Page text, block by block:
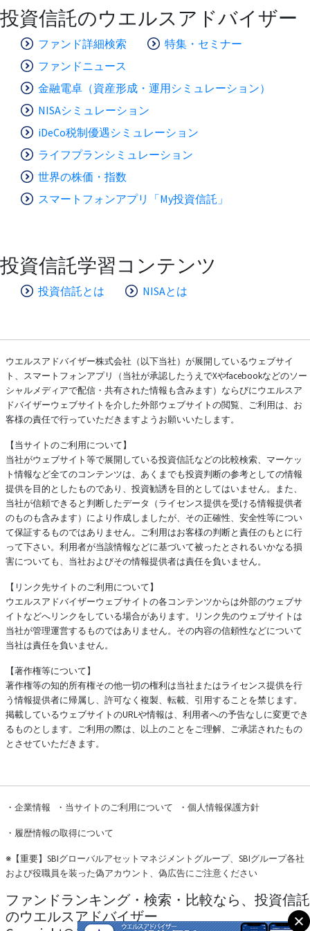
投資信託のウエルスアドバイザー
ファンド詳細検索
特集・セミナー
ファンドニュース
金融電卓（資産形成・運用シミュレーション）
NISAシミュレーション
iDeCo税制優遇シミュレーション
ライフプランシミュレーション
世界の株価・指数
スマートフォンアプリ「My投資信託」
投資信託学習コンテンツ
投資信託とは NISAとは
ウエルスアドバイザー株式会社（以下当社）が展開しているウェブサイ
ト、スマートフォンアプリ（当社が承認したうえでXやfacebookなどのソー
シャルメディアで配信・共有された情報も含みます）ならびにウエルスア
ドバイザーウェブサイトを介した外部ウェブサイトの閲覧、ご利用は、お
客様の責任で行っていただきますようお願いいたします。
【当サイトのご利用について】
当社がウェブサイト等で展開している投資信託などの比較検索、マーケッ
ト情報など全てのコンテンツは、あくまでも投資判断の参考としての情報
提供を目的としたものであり、投資勧誘を目的としてはいません。また、
当社が信頼できると判断したデータ（ライセンス提供を受ける情報提供者
のものも含みます）により作成しましたが、その正確性、安全性等につい
て保証するものではありません。ご利用はお客様の判断と責任のもとに行
って下さい。利用者が当該情報などに基づいて被ったとされるいかなる損
害についても、当社およびその情報提供者は責任を負いません。
【リンク先サイトのご利用について】
ウエルスアドバイザーウェブサイトの各コンテンツからは外部のウェブサ
イトなどへリンクをしている場合があります。リンク先のウェブサイトは
当社が管理運営するものではありません。その内容の信頼性などについて
当社は責任を負いません。
【著作権等について】
著作権等の知的所有権その他一切の権利は当社またはライセンス提供を行
う情報提供者に帰属し、許可なく複製、転載、引用することを禁じます。
掲載しているウェブサイトのURLや情報は、利用者への予告なしに変更でき
るものとします。ご利用の際は、以上のことをご理解、ご承諾されたもの
とさせていただきます。
・ 企業情報 ・ 当サイトのご利用について ・ 個人情報保護方針
・ 履歴情報の取得について
※ 【重要】SBIグローバルアセットマネジメントグループ、SBIグループ各社
および役職員を装った偽アカウント、偽広告にご注意ください
ファンドランキング・検索・比較なら、投資信託
のウエルスアドバイザー